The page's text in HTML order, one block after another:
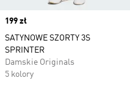
Price
199 zł
SATYNOWE SZORTY 3S
SPRINTER
Damskie Originals
5 kolory